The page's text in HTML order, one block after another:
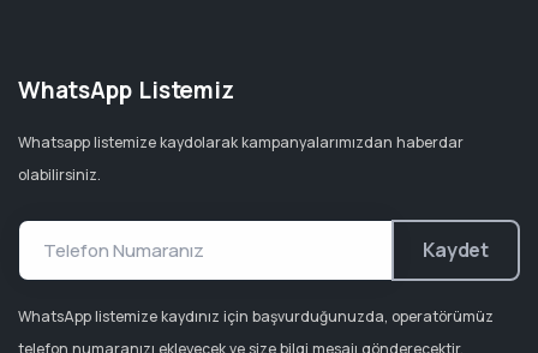
WhatsApp Listemiz
Whatsapp listemize kaydolarak kampanyalarımızdan haberdar
olabilirsiniz.
Kaydet
WhatsApp listemize kaydınız için başvurduğunuzda, operatörümüz
telefon numaranızı ekleyecek ve size bilgi mesajı gönderecektir.